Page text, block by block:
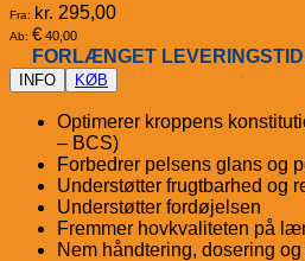
Fra: kr. 295,00
Ab: € 40,00
FORLÆNGET
INFO KØB
Optimerer kroppens
– BCS)
Forbedrer pelsens glans og
Understøtter frugtbarhed og
Understøtter fordøjelsen
Fremmer hovkvaliteten på
Nem håndtering, dosering